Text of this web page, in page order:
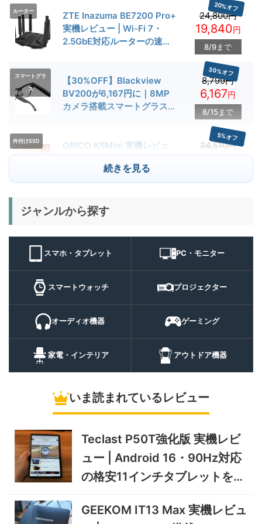
ルーター
ZTE Inazuma BE7200 Pro+
実機レビュー | Wi-Fi 7・
2.5GbE対応ルーターの速度
24,800円
20%オフ
19,840円
8/9まで
スマートグラ
ス
【30%OFF】Blackview
BV200が6,167円に｜8MP
カメラ搭載スマートグラス用
8,799円
30%オフ
6,167円
8/15まで
外付けSSD
ORICO K5Mini 実機レビュ
ー | スマホの容量不足対策に
便利な小型外付けSSD
24,510円
5%オフ
23,284
キャンプライ
BougeRV T1 キャンプライ
3000lm・最長102時間の多
機能キャンプライトを徹底検
ッチ
機レビュー | 1万円前後で通
9,882
ュー | バッテリー対応で車中
泊にも使いやすいポータブル
35,131
10/9まで
BougeRV Arch Pro 200W
実機レビュー | 曲がる・軽
い・車載しやすい200Wソー
ラーパネル
37,601
11/8まで
ミニPC
GEEKOM A9 MAX 2026 実
機レビュー | Ryzen AI 9 HX
実機検証
243,900円
5%オフ
231,705
11/30まで
続きを見る
ジャンルから探す
スマホ・タブレット PC・モニター
スマートウォッチ プロジェクター
オーディオ機器 ゲーミング
家電・インテリア アウトドア機器
いま読まれているレビュー
Teclast P50T強化版 実機レビ
ュー | Android 16・90Hz対応
の格安11インチタブレットを検
GEEKOM IT13 Max 実機レビュ